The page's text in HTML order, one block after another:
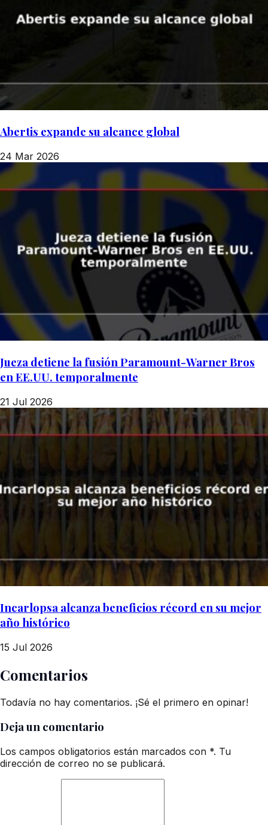
Abertis expande su alcance global
24 Mar 2026
Jueza detiene la fusión Paramount-Warner Bros
en EE.UU. temporalmente
21 Jul 2026
Incarlopsa alcanza beneficios récord en su mejor
año histórico
15 Jul 2026
Comentarios
Todavía no hay comentarios. ¡Sé el primero en opinar!
Deja un comentario
Los campos obligatorios están marcados con *. Tu
dirección de correo no se publicará.